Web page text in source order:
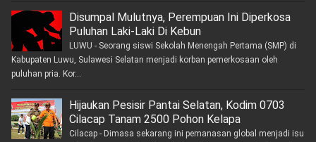
Disumpal Mulutnya, Perempuan Ini Diperkosa
Puluhan Laki-Laki Di Kebun
LUWU - Seorang siswi Sekolah Menengah Pertama (SMP) di
Kabupaten Luwu, Sulawesi Selatan menjadi korban pemerkosaan oleh
puluhan pria. Kor...
Hijaukan Pesisir Pantai Selatan, Kodim 0703
Cilacap Tanam 2500 Pohon Kelapa
Cilacap - Dimasa sekarang ini pemanasan global menjadi isu